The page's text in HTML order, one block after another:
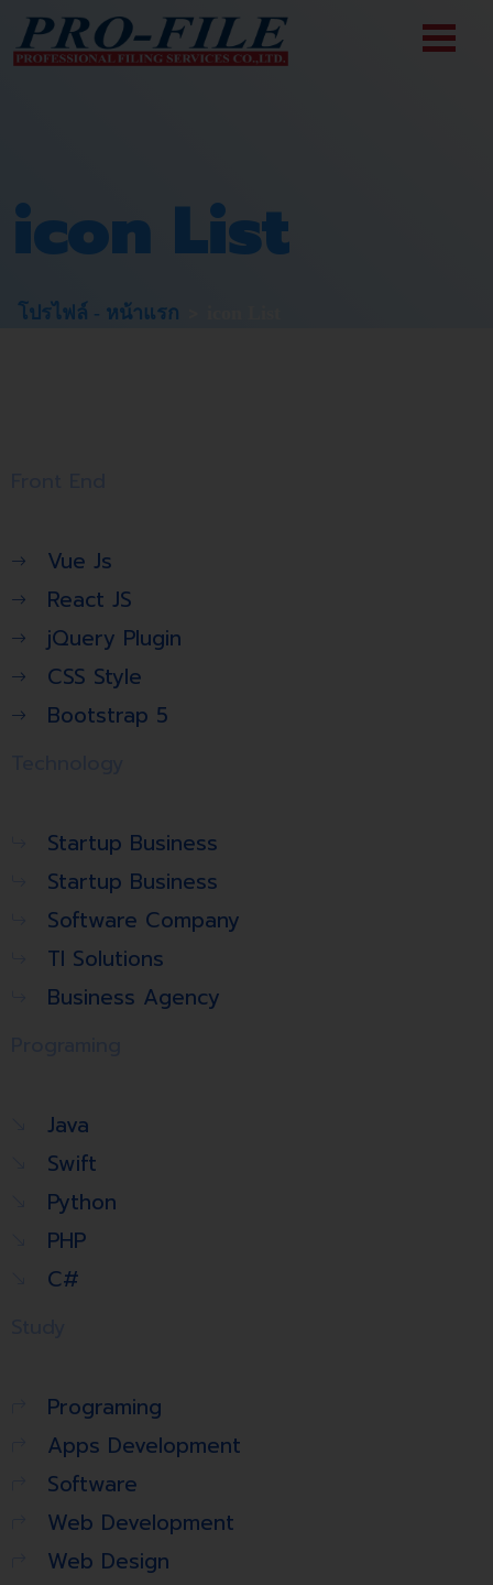
icon List
โปรไฟล์ - หน้าแรก
Vue Js
React JS
jQuery Plugin
CSS Style
Bootstrap 5
Startup Business
Startup Business
Software Company
TI Solutions
Business Agency
Java
Swift
Python
PHP
C#
Programing
Apps Development
Software
Web Development
Web Design